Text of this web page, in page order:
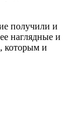
получили и
наглядные и
которым и